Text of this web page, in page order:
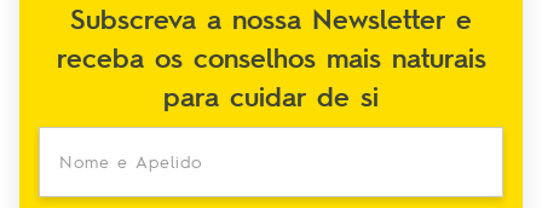
Subscreva a nossa Newsletter e
receba os conselhos mais naturais
para cuidar de si
Nome e Apelido